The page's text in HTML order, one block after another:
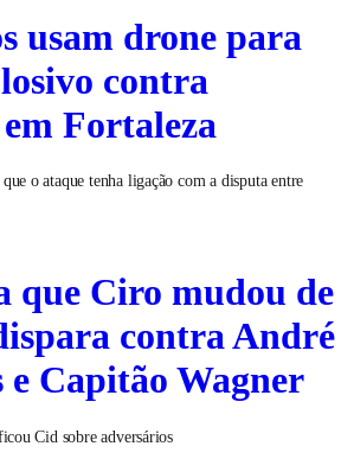
usam drone para
contra
Fortaleza
o ataque tenha ligação com a disputa entre
que Ciro mudou de
contra André
e Capitão Wagner
Cid sobre adversários